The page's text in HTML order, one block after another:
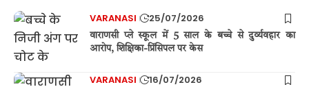
VARANASI 25/07/2026
वाराणसी प्ले स्कूल में 5 साल के बच्चे से दुर्व्यवहार का
आरोप, शिक्षिका-प्रिंसिपल पर केस
VARANASI 16/07/2026